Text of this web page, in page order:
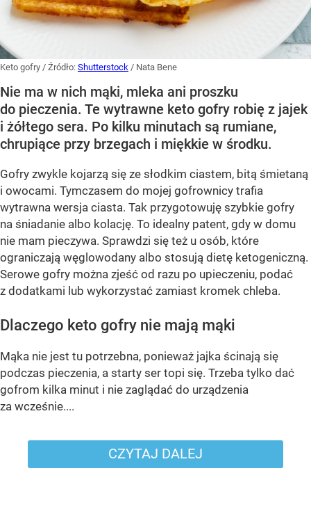
Keto gofry / Źródło: Shutterstock / Nata Bene
Nie ma w nich mąki, mleka ani proszku
do pieczenia. Te wytrawne keto gofry robię z jajek
i żółtego sera. Po kilku minutach są rumiane,
chrupiące przy brzegach i miękkie w środku.
Gofry zwykle kojarzą się ze słodkim ciastem, bitą śmietaną
i owocami. Tymczasem do mojej gofrownicy trafia
wytrawna wersja ciasta. Tak przygotowuję szybkie gofry
na śniadanie albo kolację. To idealny patent, gdy w domu
nie mam pieczywa. Sprawdzi się też u osób, które
ograniczają węglowodany albo stosują dietę ketogeniczną.
Serowe gofry można zjeść od razu po upieczeniu, podać
z dodatkami lub wykorzystać zamiast kromek chleba.
Dlaczego keto gofry nie mają mąki
Mąka nie jest tu potrzebna, ponieważ jajka ścinają się
podczas pieczenia, a starty ser topi się. Trzeba tylko dać
gofrom kilka minut i nie zaglądać do urządzenia
za wcześnie....
CZYTAJ DALEJ